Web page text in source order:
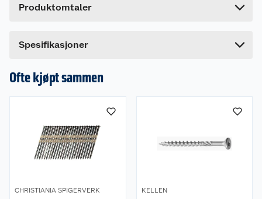
Produktomtaler
Dette produktet har ikke fått noen omtale ennå.
en omtale.
Spesifikasjoner
Ofte kjøpt sammen
CHRISTIANIA SPIGERVERK KELLEN